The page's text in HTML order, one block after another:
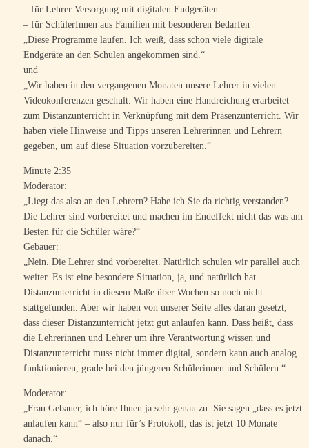
– für Lehrer Versorgung mit digitalen Endgeräten
– für SchülerInnen aus Familien mit besonderen Bedarfen
„Diese Programme laufen. Ich weiß, dass schon viele digitale
Endgeräte an den Schulen angekommen sind.“
und
„Wir haben in den vergangenen Monaten unsere Lehrer in vielen
Videokonferenzen geschult. Wir haben eine Handreichung erarbeitet
zum Distanzunterricht in Verknüpfung mit dem Präsenzunterricht. Wir
haben viele Hinweise und Tipps unseren Lehrerinnen und Lehrern
gegeben, um auf diese Situation vorzubereiten.“
Minute 2:35
Moderator:
„Liegt das also an den Lehrern? Habe ich Sie da richtig verstanden?
Die Lehrer sind vorbereitet und machen im Endeffekt nicht das was am
Besten für die Schüler wäre?“
Gebauer:
„Nein. Die Lehrer sind vorbereitet. Natürlich schulen wir parallel auch
weiter. Es ist eine besondere Situation, ja, und natürlich hat
Distanzunterricht in diesem Maße über Wochen so noch nicht
stattgefunden. Aber wir haben von unserer Seite alles daran gesetzt,
dass dieser Distanzunterricht jetzt gut anlaufen kann. Dass heißt, dass
die Lehrerinnen und Lehrer um ihre Verantwortung wissen und
Distanzunterricht muss nicht immer digital, sondern kann auch analog
funktionieren, grade bei den jüngeren Schülerinnen und Schülern.“
Moderator:
„Frau Gebauer, ich höre Ihnen ja sehr genau zu. Sie sagen „dass es jetzt
anlaufen kann“ – also nur für’s Protokoll, das ist jetzt 10 Monate
danach.“